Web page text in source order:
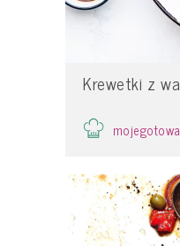
Krewetki z